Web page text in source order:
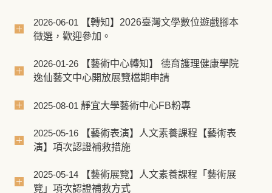
2026-06-01
【轉知】2026臺灣文學數位遊戲腳本
徵選，歡迎參加。
2026-01-26
【藝術中心轉知】 德育護理健康學院
逸仙藝文中心開放展覽檔期申請
2025-08-01 靜宜大學藝術中心FB粉專
2025-05-16
【藝術表演】人文素養課程【藝術表
演】項次認證補救措施
2025-05-14
【藝術展覽】人文素養課程「藝術展
覽」項次認證補救方式